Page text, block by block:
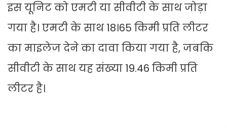
इस यूनिट को एमटी या सीवीटी के साथ जोड़ा
गया है। एमटी के साथ 18।65 किमी प्रति लीटर
का माइलेज देने का दावा किया गया है, जबकि
सीवीटी के साथ यह संख्या 19.46 किमी प्रति
लीटर है।